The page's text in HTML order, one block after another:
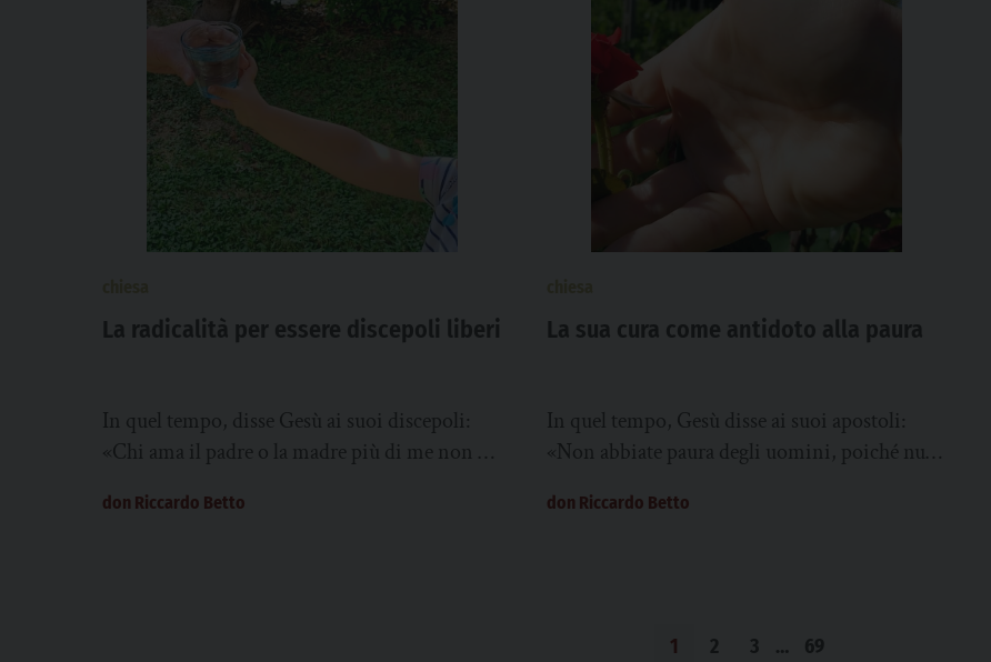
La radicalità per essere discepoli liberi
In quel tempo, disse Gesù ai suoi discepoli:
«Chi ama il padre o la madre più di me non è
don Riccardo Betto
La sua cura come antidoto alla paura
In quel tempo, Gesù disse ai suoi apostoli:
«Non abbiate paura degli uomini, poiché nulla
don Riccardo Betto
1 2 3 … 69